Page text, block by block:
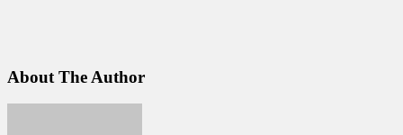
About The Author